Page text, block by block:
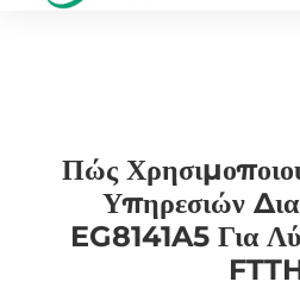
Πώς
Υπηρεσιών
EG8141A5 Για